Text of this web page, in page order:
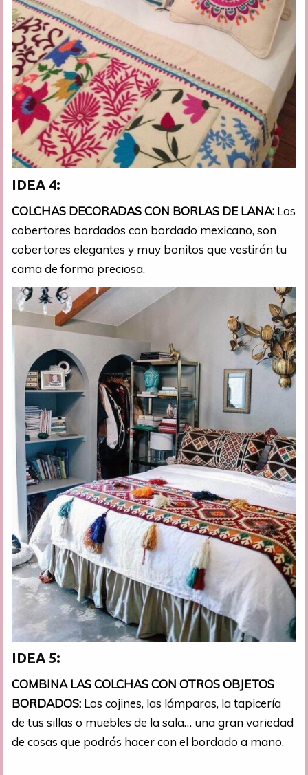
IDEA 4:
COLCHAS DECORADAS CON BORLAS DE LANA: Los
cobertores bordados con bordado mexicano, son
cobertores elegantes y muy bonitos que vestirán tu
cama de forma preciosa.
IDEA 5:
COMBINA LAS COLCHAS CON OTROS OBJETOS
BORDADOS: Los cojines, las lámparas, la tapicería
de tus sillas o muebles de la sala… una gran variedad
de cosas que podrás hacer con el bordado a mano.